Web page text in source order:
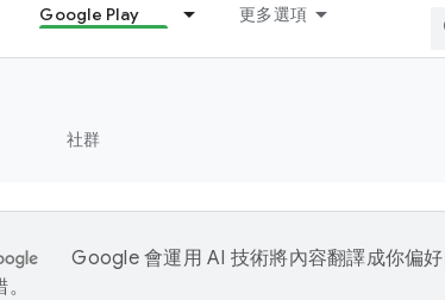
Google Play 更多選項
社群
Google 會運用 AI 技術將內容翻譯成你偏好